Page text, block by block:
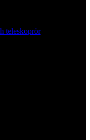
teleskoprör